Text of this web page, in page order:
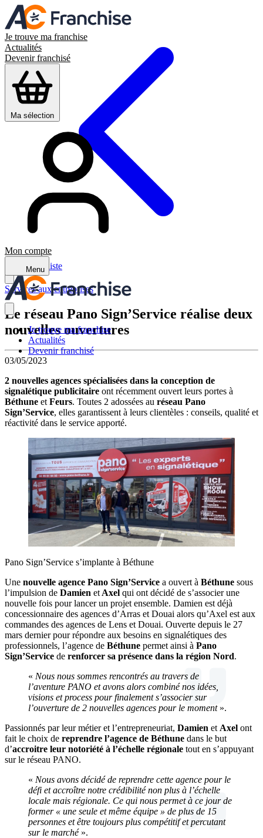
Je trouve ma franchise
Actualités
Devenir franchisé
Ma sélection
Mon compte
Menu
Je trouve ma franchise
Actualités
Devenir franchisé
Retour à la liste
Services aux entreprises
Le réseau Pano Sign’Service réalise deux
nouvelles ouvertures
03/05/2023
2 nouvelles agences spécialisées dans la conception de
signalétique publicitaire ont récemment ouvert leurs portes à
Béthune et Feurs. Toutes 2 adossées au réseau Pano
Sign’Service, elles garantissent à leurs clientèles : conseils, qualité et
réactivité dans le service apporté.
Pano Sign’Service s’implante à Béthune
Une nouvelle agence Pano Sign’Service a ouvert à Béthune sous
l’impulsion de Damien et Axel qui ont décidé de s’associer une
nouvelle fois pour lancer un projet ensemble. Damien est déjà
concessionnaire des agences d’Arras et Douai alors qu’Axel est aux
commandes des agences de Lens et Douai. Ouverte depuis le 27
mars dernier pour répondre aux besoins en signalétiques des
professionnels, l’agence de Béthune permet ainsi à Pano
Sign’Service de renforcer sa présence dans la région Nord.
« Nous nous sommes rencontrés au travers de
l’aventure PANO et avons alors combiné nos idées,
visions et process pour finalement s’associer sur
l’ouverture de 2 nouvelles agences pour le moment».
Passionnés par leur métier et l’entrepreneuriat, Damien et Axel ont
fait le choix de reprendre l’agence de Béthune dans le but
d’accroitre leur notoriété à l’échelle régionale tout en s’appuyant
sur le réseau PANO.
« Nous avons décidé de reprendre cette agence pour le
défi et accroître notre crédibilité non plus à l’échelle
locale mais régionale. Ce qui nous permet à ce jour de
former « une seule et même équipe » de plus de 15
personnes et être toujours plus compétitif et percutant
sur le marché».